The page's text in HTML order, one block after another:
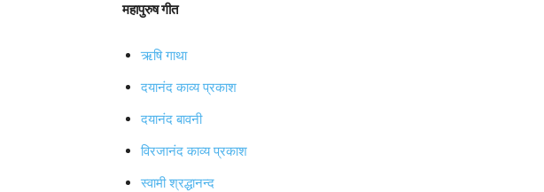
महापुरुष गीत
ऋषि गाथा
दयानंद काव्य प्रकाश
दयानंद बावनी
विरजानंद काव्य प्रकाश
स्वामी श्रद्धानन्द